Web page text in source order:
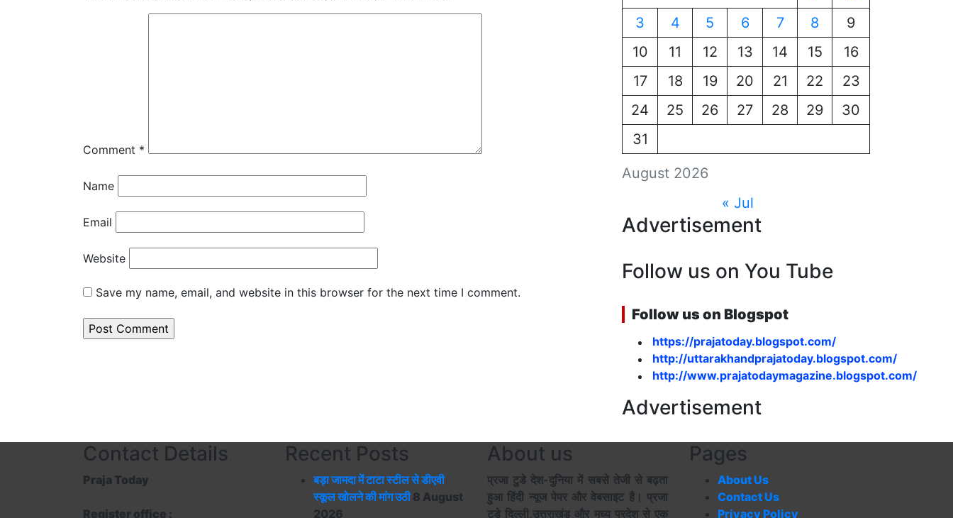
Comment *
Name
Email
Website
Save my name, email, and website in this browser for the next time I comment.
August 2026
3
4 5 6 7 8
9
10
11 12 13 14 15
16
17
18 19 20 21 22
23
24
25 26 27 28 29
30
31
« Jul
Advertisement
Follow us on You Tube
Follow us on Blogspot
https://prajatoday.blogspot.com/
http://uttarakhandprajatoday.blogspot.com/
http://www.prajatodaymagazine.blogspot.com/
Advertisement
Contact Details
Praja Today
Register office :
Recent Posts
बड़ा जामदा में टाटा स्टील से डीएवी
स्कूल खोलने की मांग उठी 8 August
2026
About us
प्रजा टुडे देश-दुनिया में सबसे तेजी से बढ़ता
हुआ हिंदी न्यूज पेपर और वेबसाइट है। प्रजा
टुडे दिल्ली,उत्तराखंड और मध्य प्रदेश से एक
Pages
About Us
Contact Us
Privacy Policy